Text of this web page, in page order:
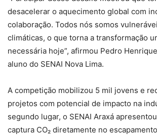
desacelerar o aquecimento global com
colaboração. Todos nós somos
climáticas, o que torna a transformação
necessária hoje”, afirmou Pedro
aluno do SENAI Nova Lima.
A competição mobilizou 5 mil jovens e
projetos com potencial de impacto na
segundo lugar, o SENAI Araxá
captura CO₂ diretamente no